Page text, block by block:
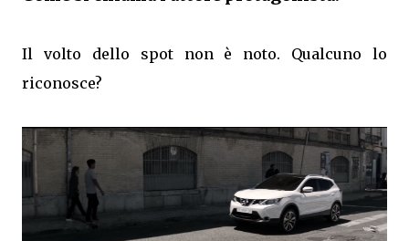
Il volto dello spot non è noto. Qualcuno lo
riconosce?